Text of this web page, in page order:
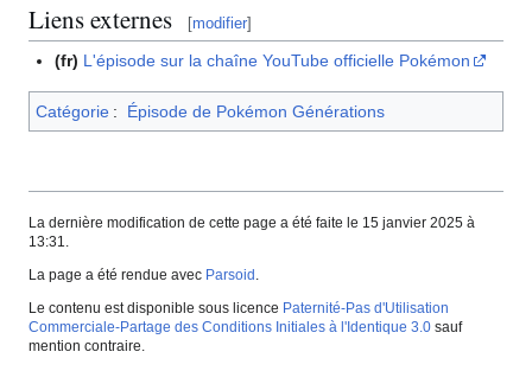
Liens externes [modifier]
(fr) L'épisode sur la chaîne YouTube officielle Pokémon
Catégorie : Épisode de Pokémon Générations
La dernière modification de cette page a été faite le 15 janvier 2025 à
13:31.
La page a été rendue avec Parsoid .
Le contenu est disponible sous licence Paternité-Pas d'Utilisation
Commerciale-Partage des Conditions Initiales à l'Identique 3.0 sauf
mention contraire.